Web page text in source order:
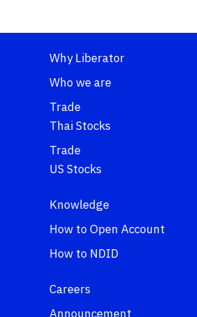
Why Liberator
Who we are
Trade
Thai Stocks
Trade
US Stocks
Knowledge
How to Open Account
How to NDID
Careers